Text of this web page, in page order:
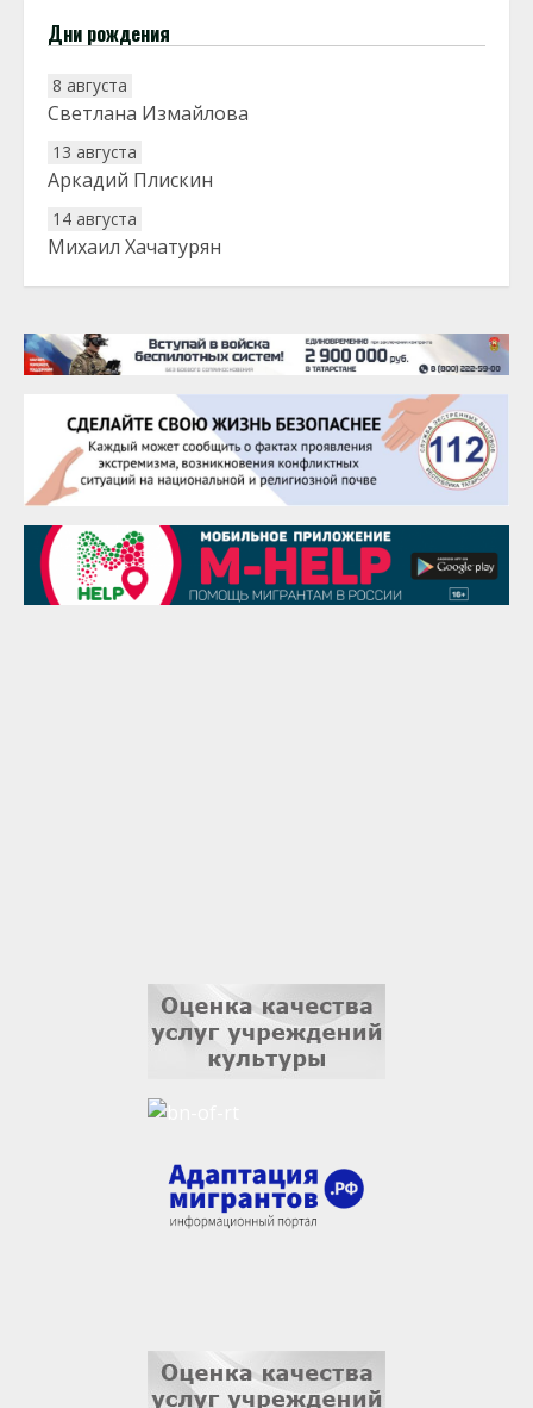
Дни рождения
8 августа
Светлана Измайлова
13 августа
Аркадий Плискин
14 августа
Михаил Хачатурян
20 августа
22 августа
Евгений Ефимов
25 августа
Сэсэгма Бубеева
28 августа
Чингиз Мустафаев
29 августа
Надежда Рослова